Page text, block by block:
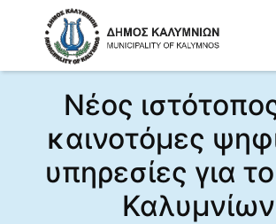
Νέος
καινοτόμες
υπηρεσίες για
Καλυμνίων